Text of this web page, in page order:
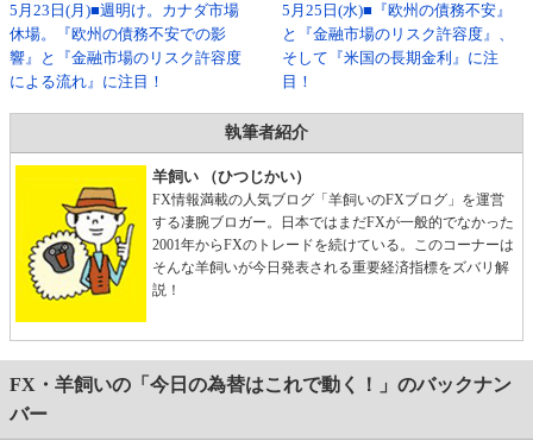
5月23日(月)■週明け。カナダ市場
休場。『欧州の債務不安での影
響』と『金融市場のリスク許容度
による流れ』に注目！
5月25日(水)■『欧州の債務不安』
と『金融市場のリスク許容度』、
そして『米国の長期金利』に注
目！
執筆者紹介
羊飼い （ひつじかい）
FX情報満載の人気ブログ「羊飼いのFXブログ」を運営
する凄腕ブロガー。日本ではまだFXが一般的でなかった
2001年からFXのトレードを続けている。このコーナーは
そんな羊飼いが今日発表される重要経済指標をズバリ解
説！
FX・羊飼いの「今日の為替はこれで動く！」のバックナン
バー